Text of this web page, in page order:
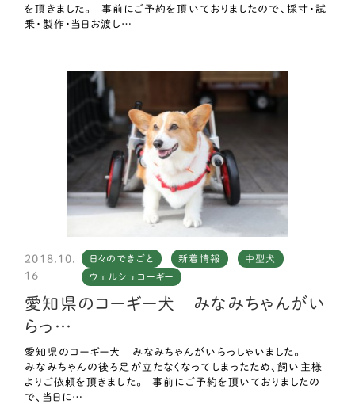
を頂きました。 事前にご予約を頂いておりましたので、採寸・試
乗・製作・当日お渡し…
2018.10.
16
日々のできごと 新着情報
中型犬
ウェルシュコーギー
愛知県のコーギー犬 みなみちゃんがい
らっ…
愛知県のコーギー犬 みなみちゃんがいらっしゃいました。
みなみちゃんの後ろ足が立たなくなってしまったため、飼い主様
よりご依頼を頂きました。 事前にご予約を頂いておりましたの
で、当日に…